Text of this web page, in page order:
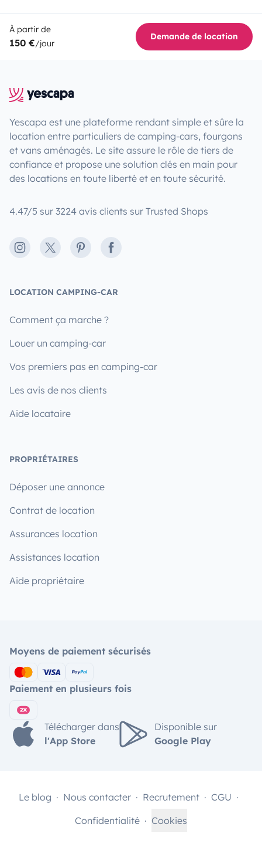
À partir de
150 €/jour
Demande de location
Yescapa est une plateforme rendant simple et sûre la
location entre particuliers de camping-cars, fourgons
et vans aménagés. Le site assure le rôle de tiers de
confiance et propose une solution clés en main pour
des locations en toute liberté et en toute sécurité.
4.47/5 sur 3224 avis clients sur Trusted Shops
Instagram
X PinterestFacebook
LOCATION CAMPING-CAR
Comment ça marche ?
Louer un camping-car
Vos premiers pas en camping-car
Les avis de nos clients
Aide locataire
PROPRIÉTAIRES
Déposer une annonce
Contrat de location
Assurances location
Assistances location
Aide propriétaire
Moyens de paiement sécurisés
Paiement en plusieurs fois
Télécharger dans
l'App Store
Disponible sur
Google Play
Le blog Nous contacter Recrutement
CGU
Confidentialité
Cookies